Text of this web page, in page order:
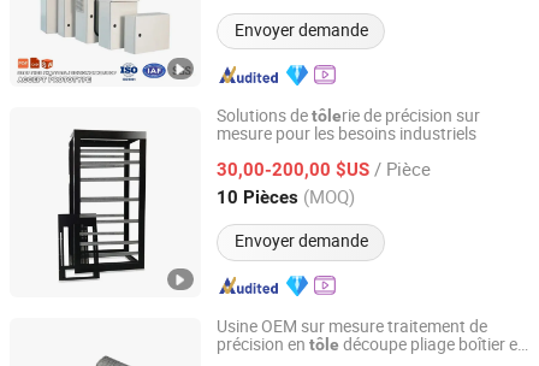
Envoyer demande
Solutions detôlerie de précision sur
mesure pour les besoins industriels
30,00-200,00 $US / Pièce
10 Pièces (MOQ)
Envoyer demande
Anhui Lanyang Metal Materials Co.,Ltd.
Anhui, China Depuis 2025
Usine OEM sur mesure traitement de
précision en tôle découpe pliage boîtier en
Dongguan Shuofei Metal Technology Co., Ltd.